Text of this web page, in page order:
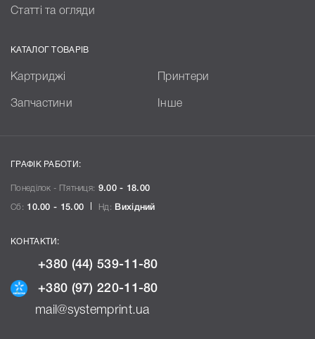
Статті та огляди
КАТАЛОГ ТОВАРІВ
Картриджі Принтери
Запчастини Інше
ГРАФІК РАБОТИ:
Понеділок - П`ятниця: 9.00 - 18.00
Сб: 10.00 - 15.00 Нд: Вихідний
КОНТАКТИ:
+380 (44) 539-11-80
+380 (97) 220-11-80
mail@systemprint.ua